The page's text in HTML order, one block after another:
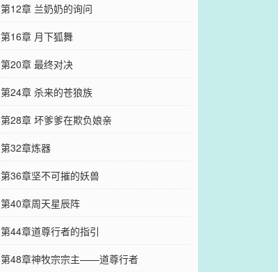
第12章 兰奶奶的询问
第16章 月下狐舞
第20章 最终对决
第24章 杀来的苍狼族
第28章 坏爹爹在欺负娘亲
第32章炼器
第36章坚不可摧的妖兽
第40章周天星辰阵
第44章道尊行者的指引
第48章神牧宗宗主——道尊行者